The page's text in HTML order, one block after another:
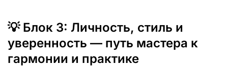
💡 Блок 3: Личность, стиль и
уверенность — путь мастера к
гармонии и практике